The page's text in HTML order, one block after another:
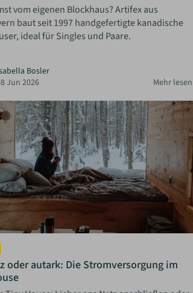
vom eigenen Blockhaus? Artifex aus
baut seit 1997 handgefertigte kanadische
ideal für Singles und Paare.
Bosler
Jun 2026
Mehr lesen
oder autark: Die Stromversorgung im